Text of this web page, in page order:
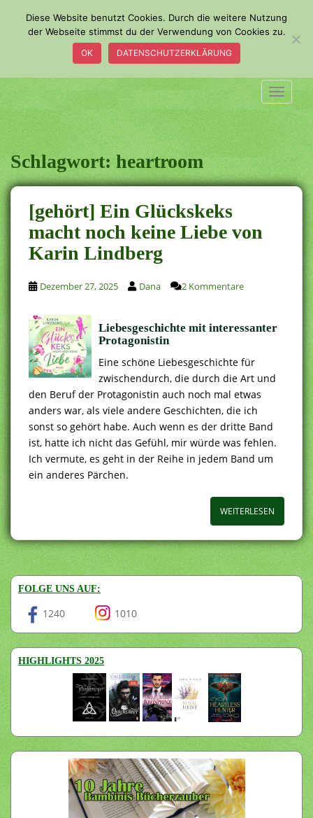
o
m
a
i
n
c
o
n
t
e
n
t
Schlagwort:heartroom
[gehört] Ein Glückskeks
macht noch keine Liebe von
Karin Lindberg
Dezember 27, 2025 Dana 2 Kommentare
Liebesgeschichte mit interessanter
Protagonistin
Eine schöne Liebesgeschichte für
zwischendurch, die durch die Art und
den Beruf der Protagonistin auch noch mal etwas
anders war, als viele andere Geschichten, die ich
sonst so gehört habe. Auch wenn es der dritte Band
ist, hatte ich nicht das Gefühl, mir würde was fehlen.
Ich vermute, es geht in der Reihe in jedem Band um
ein anderes Pärchen.
WEITERLESEN
FOLGE UNS AUF:
1240 1010
HIGHLIGHTS 2025
Diese Website benutzt Cookies. Durch die weitere Nutzung
der Webseite stimmst du der Verwendung von Cookies zu.
OK DATENSCHUTZERKLÄRUNG